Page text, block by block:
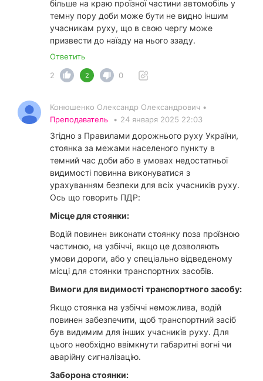
більше на краю проїзної частини автомобіль у
темну пору доби може бути не видно іншим
учасникам руху, що в свою чергу може
призвести до наїзду на нього ззаду.
Ответить
2
2 0
Конюшенко Олександр Олександрович •
Преподаватель
• 24 января 2025 22:03
Згідно з Правилами дорожнього руху України,
стоянка за межами населеного пункту в
темний час доби або в умовах недостатньої
видимості повинна виконуватися з
урахуванням безпеки для всіх учасників руху.
Ось що говорить ПДР:
Місце для стоянки:
Водій повинен виконати стоянку поза проїзною
частиною, на узбіччі, якщо це дозволяють
умови дороги, або у спеціально відведеному
місці для стоянки транспортних засобів.
Вимоги для видимості транспортного засобу:
Якщо стоянка на узбіччі неможлива, водій
повинен забезпечити, щоб транспортний засіб
був видимим для інших учасників руху. Для
цього необхідно ввімкнути габаритні вогні чи
аварійну сигналізацію.
Заборона стоянки: